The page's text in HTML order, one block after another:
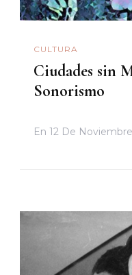
CULTURA
Ciudades sin
Sonorismo
En 12 De